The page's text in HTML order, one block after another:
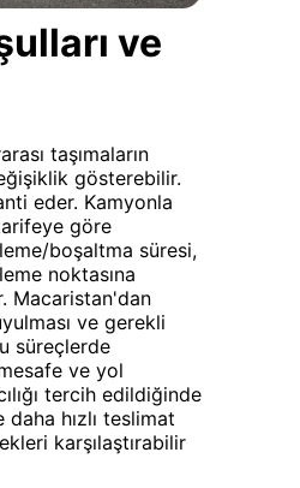
ve
taşımaların
gösterebilir.
eder. Kamyonla
göre
boşaltma süresi,
noktasına
Macaristan'dan
ve gerekli
süreçlerde
ve yol
tercih edildiğinde
hızlı teslimat
karşılaştırabilir